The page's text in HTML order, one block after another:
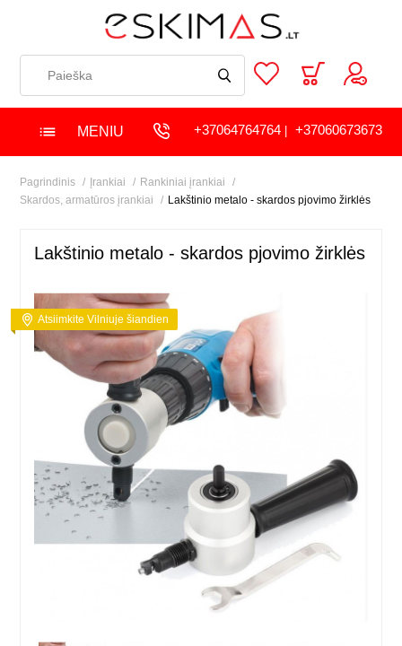
MENIU +37064764764| +37060673673
Pagrindinis Įrankiai
Rankiniai įrankiai
Skardos, armatūros įrankiai
Lakštinio metalo - skardos pjovimo žirklės
Lakštinio metalo - skardos pjovimo žirklės
Atsiimkite Vilniuje šiandien